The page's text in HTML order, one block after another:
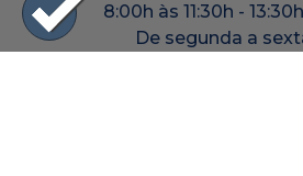
8:00h às 11:30h -
De segunda a